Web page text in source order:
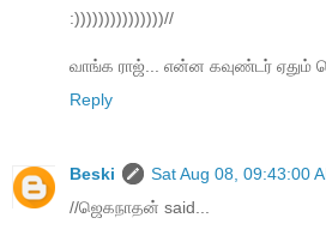
:)))))))))))))))//
வாங்க ராஜ்... என்ன கவுண்டர் ஏதும்
Reply
Beski
Sat Aug 08, 09:43:00
//ஜெகநாதன் said...